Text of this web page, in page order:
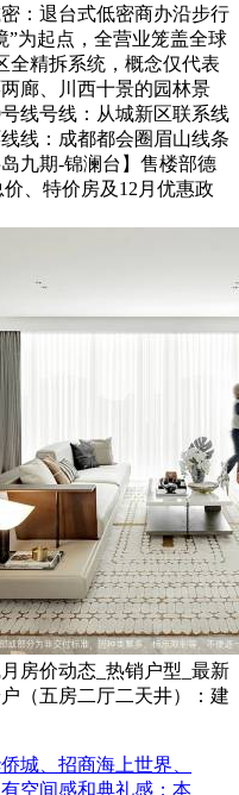
：退台式低密商办沿步行
”为起点，全营业笼盖全球
全精拆系统，概念仅代表
廊、川西十景的园林景
线号线：从城新区联系线
线：成都都会圈眉山线条
九期-锦澜台】售楼部德
、特价房及12月优惠政
房价动态_热销户型_最新
（五房二厅二天井）：建
城、招商海上世界、
空间感和典礼感；本